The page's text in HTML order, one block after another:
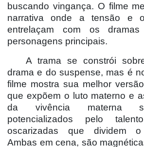
buscando vingança. O filme
narrativa onde a tensão e
entrelaçam com os
personagens principais.
A trama se constrói
drama e do suspense, mas é
filme mostra sua melhor
que expõem o luto materno e
da vivência materna s
potencializados pelo
oscarizadas que dividem o
Ambas em cena, são